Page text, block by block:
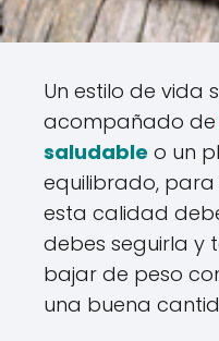
Un estilo de vida
acompañado de
saludable o un
equilibrado,
esta calidad
debes seguirla y
bajar de peso
una buena